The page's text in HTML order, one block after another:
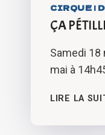
CIRQUE |
ÇA
Samedi 18
mai à
LIRE LA